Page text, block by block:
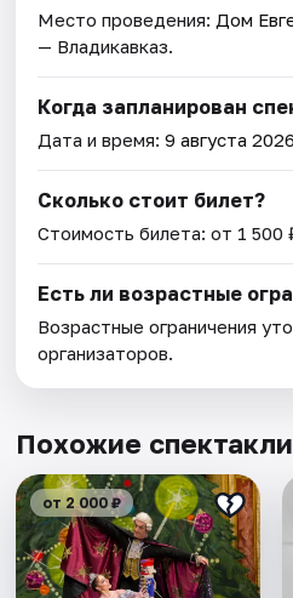
Место проведения: Дом
— Владикавказ.
Когда запланирован
Дата и время:9 августа 2026
Сколько стоит билет?
Стоимость билета: от 1 500
Есть ли возрастные
Возрастные ограничения
организаторов.
Похожие спектакли
от 2 000 ₽